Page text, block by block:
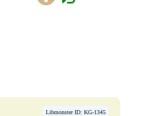
Libmonster ID: KG-1345